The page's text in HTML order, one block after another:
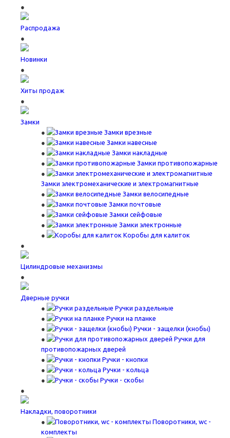
Распродажа
Новинки
Хиты продаж
Замки
Замки врезные
Замки навесные
Замки накладные
Замки противопожарные
Замки электромеханические и электромагнитные
Замки велосипедные
Замки почтовые
Замки сейфовые
Замки электронные
Коробы для калиток
Цилиндровые механизмы
Дверные ручки
Ручки раздельные
Ручки на планке
Ручки - защелки (кнобы)
Ручки для
противопожарных дверей
Ручки - кнопки
Ручки - кольца
Ручки - скобы
Накладки, поворотники
Поворотники, wc -
комплекты